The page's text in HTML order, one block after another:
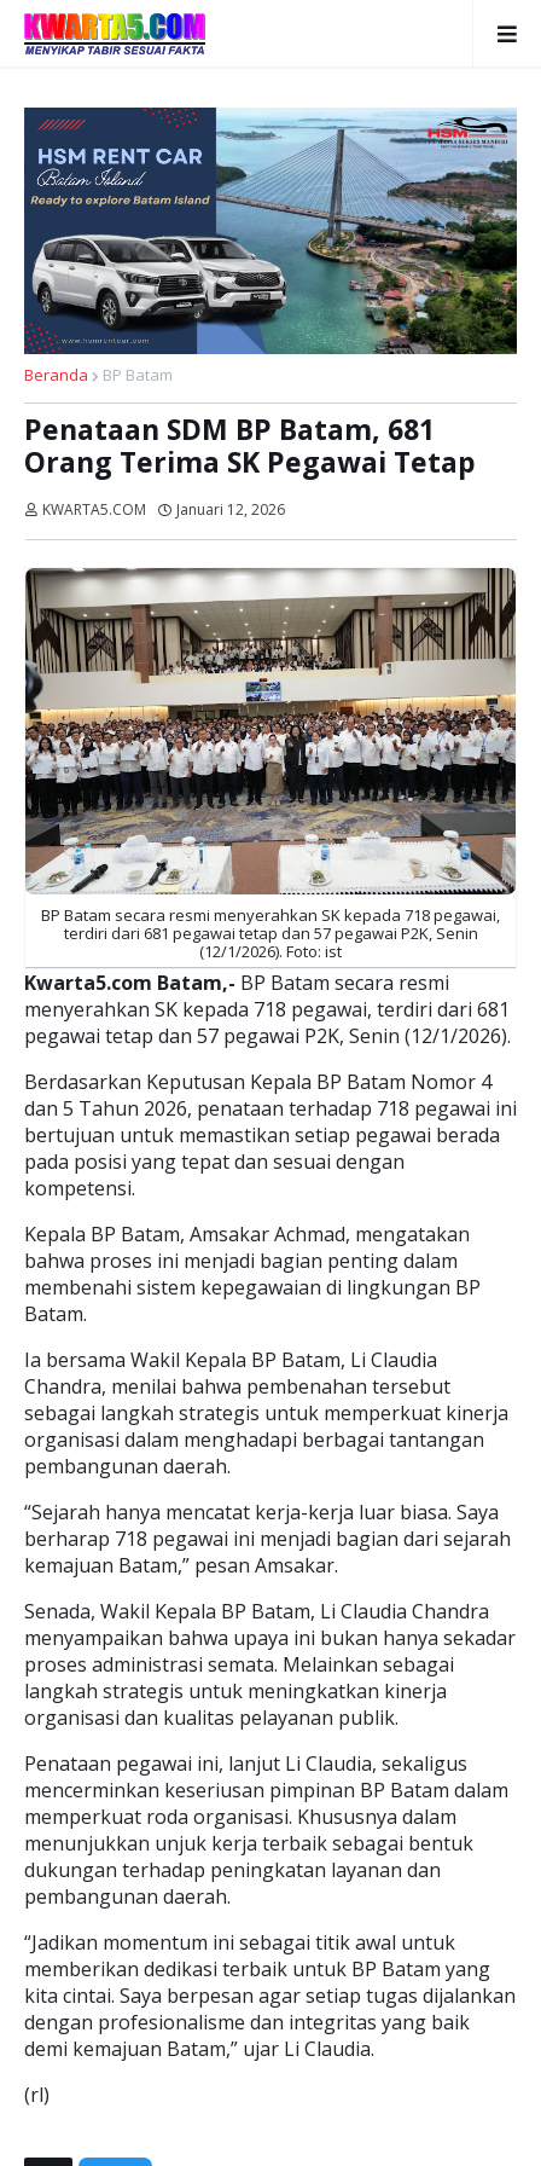
Beranda BP Batam
Penataan SDM BP Batam, 681
Orang Terima SK Pegawai Tetap
KWARTA5.COM Januari 12, 2026
BP Batam secara resmi menyerahkan SK kepada 718 pegawai,
terdiri dari 681 pegawai tetap dan 57 pegawai P2K, Senin
(12/1/2026). Foto: ist
Kwarta5.com Batam,- BP Batam secara resmi
menyerahkan SK kepada 718 pegawai, terdiri dari 681
pegawai tetap dan 57 pegawai P2K, Senin (12/1/2026).
Berdasarkan Keputusan Kepala BP Batam Nomor 4
dan 5 Tahun 2026, penataan terhadap 718 pegawai ini
bertujuan untuk memastikan setiap pegawai berada
pada posisi yang tepat dan sesuai dengan
kompetensi.
Kepala BP Batam, Amsakar Achmad, mengatakan
bahwa proses ini menjadi bagian penting dalam
membenahi sistem kepegawaian di lingkungan BP
Batam.
Ia bersama Wakil Kepala BP Batam, Li Claudia
Chandra, menilai bahwa pembenahan tersebut
sebagai langkah strategis untuk memperkuat kinerja
organisasi dalam menghadapi berbagai tantangan
pembangunan daerah.
“Sejarah hanya mencatat kerja-kerja luar biasa. Saya
berharap 718 pegawai ini menjadi bagian dari sejarah
kemajuan Batam,” pesan Amsakar.
Senada, Wakil Kepala BP Batam, Li Claudia Chandra
menyampaikan bahwa upaya ini bukan hanya sekadar
proses administrasi semata. Melainkan sebagai
langkah strategis untuk meningkatkan kinerja
organisasi dan kualitas pelayanan publik.
Penataan pegawai ini, lanjut Li Claudia, sekaligus
mencerminkan keseriusan pimpinan BP Batam dalam
memperkuat roda organisasi. Khususnya dalam
menunjukkan unjuk kerja terbaik sebagai bentuk
dukungan terhadap peningkatan layanan dan
pembangunan daerah.
“Jadikan momentum ini sebagai titik awal untuk
memberikan dedikasi terbaik untuk BP Batam yang
kita cintai. Saya berpesan agar setiap tugas dijalankan
dengan profesionalisme dan integritas yang baik
demi kemajuan Batam,” ujar Li Claudia.
(rl)